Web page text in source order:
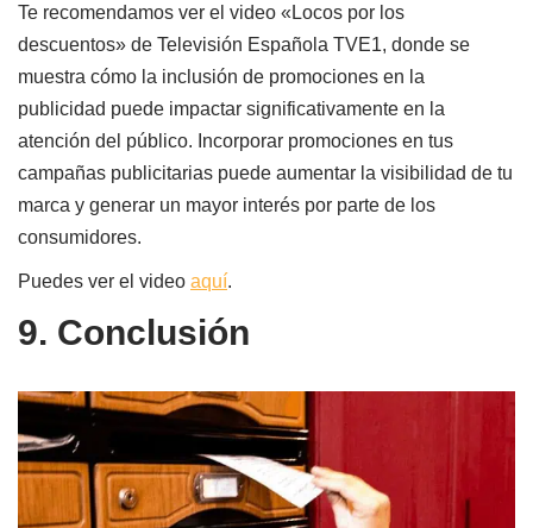
Te recomendamos ver el video «Locos por los
descuentos» de Televisión Española TVE1, donde se
muestra cómo la inclusión de promociones en la
publicidad puede impactar significativamente en la
atención del público. Incorporar promociones en tus
campañas publicitarias puede aumentar la visibilidad de tu
marca y generar un mayor interés por parte de los
consumidores.
Puedes ver el video aquí.
9. Conclusión